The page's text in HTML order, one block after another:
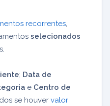
recorrentes
selecionados
; Data de
e Centro de
se houver valor